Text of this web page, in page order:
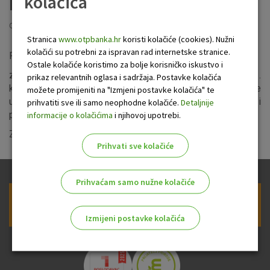
Objavljeno: 8.8.2024
Poštovani klijenti,
zbog radova na unaprjeđenju sustava u nedjelju, 11.
kolovoza u razdoblju od 7 do 10 sati neće biti dostupne
usluge internetskog i mobilnog bankarstva za građane i
poslovne subjekte.
Zahvaljujemo na razumijevanju.
Prijava na newsletter OTP banke
Stranica www.otpbanka.hrkoristi kolačiće (cookies). Nužni
kolačići su potrebni za ispravan rad internetske stranice.
Ostale kolačiće koristimo za bolje korisničko iskustvo i
prikaz relevantnih oglasa i sadržaja. Postavke kolačića
možete promijeniti na "Izmjeni postavke kolačića" te
prihvatiti sve ili samo neophodne kolačiće. Detaljnije
informacije o kolačićima i njihovoj upotrebi.
Prihvati sve kolačiće
Prihvaćam samo nužne kolačiće
Izmijeni postavke kolačića